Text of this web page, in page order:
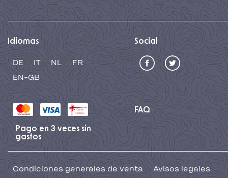
Idiomas
DE IT NL
FR
EN-GB
Social
FAQ
Pago en 3 veces sin
gastos
Condiciones generales de venta
Avisos legales